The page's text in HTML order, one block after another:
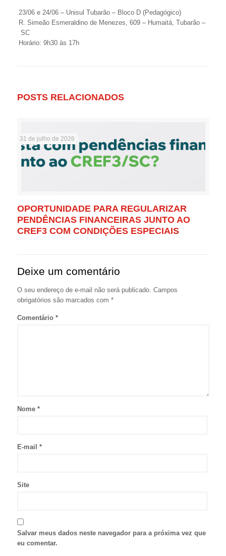
23/06 e 24/06 – Unisul Tubarão – Bloco D (Pedagógico)
R. Simeão Esmeraldino de Menezes, 609 – Humaitá, Tubarão –
SC
Horário: 9h30 às 17h
POSTS RELACIONADOS
31 de julho de 2026
OPORTUNIDADE PARA REGULARIZAR
PENDÊNCIAS FINANCEIRAS JUNTO AO
CREF3 COM CONDIÇÕES ESPECIAIS
Deixe um comentário
O seu endereço de e-mail não será publicado. Campos
obrigatórios são marcados com *
Comentário *
Nome *
E-mail *
Site
Salvar meus dados neste navegador para a próxima vez que
eu comentar.